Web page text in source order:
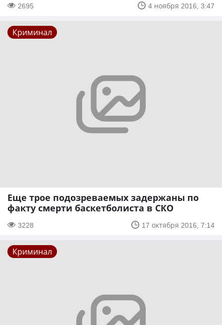
2695 4 ноября 2016, 3:47
Криминал
Еще трое подозреваемых задержаны по
факту смерти баскетболиста в СКО
3228 17 октября 2016, 7:14
Криминал